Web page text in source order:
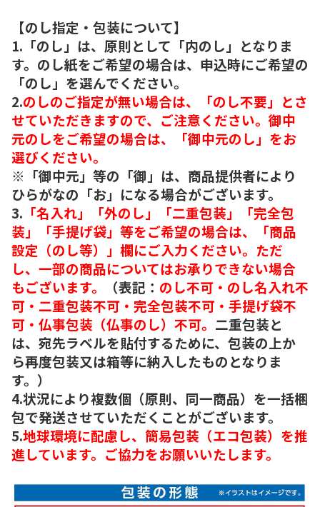
【のし指定・包装について】
1.「のし」は、原則として「内のし」となりま
す。のし紙をご希望の場合は、申込時にご希望の
「のし」を選んでください。
2.のしのご指定が無い場合は、「のし不要」とさ
せていただきますので、ご注意ください。御中
元のしをご希望の場合は、「御中元のし」をお
選びください。
※「御中元」等の「御」は、商品提供者により
ひらがなの「お」になる場合がございます。
3. 「名入れ」「外のし」「二重包装」「完全包
装」「手提げ袋」等をご希望の場合は、「商品
設定（のし等）」欄にご入力ください。ただ
し、一部の商品についてはお承りできない場合
もございます。
（表記： のし不可・のし名入れ不
可・二重包装不可・完全包装不可・手提げ袋不
可・仏事包装（仏事のし）不可。 二重包装と
は、宛先ラベルを貼付するために、包装の上か
ら再度包装又は箱等に納入したものとなりま
す。）
4.状況により複数個（原則、同一商品）を一括梱
包で発送させていただくことがございます。
5.地球環境に配慮し、簡易包装（エコ包装）を推
進しています。ご協力をお願いいたします。